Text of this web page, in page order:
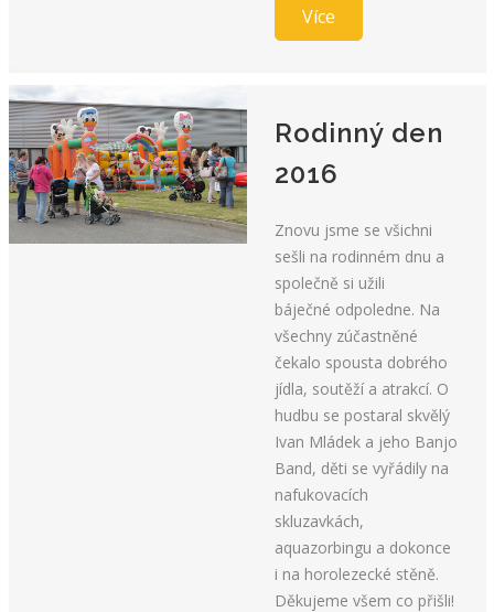
Více
Rodinný den
2016
Znovu jsme se všichni
sešli na rodinném dnu a
společně si užili
báječné odpoledne. Na
všechny zúčastněné
čekalo spousta dobrého
jídla, soutěží a atrakcí. O
hudbu se postaral skvělý
Ivan Mládek a jeho Banjo
Band, děti se vyřádily na
nafukovacích
skluzavkách,
aquazorbingu a dokonce
i na horolezecké stěně.
Děkujeme všem co přišli!